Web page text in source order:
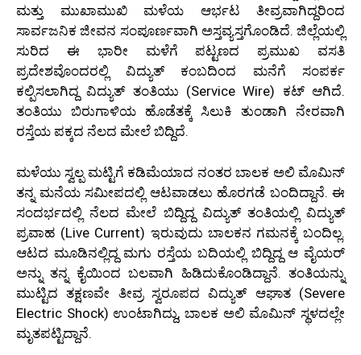
ಮತ್ತು ಮುಖಾಮುಖಿ ಮಳೆಯ ಆರ್ಭಟ ತೀವ್ರವಾಗಿದ್ದರಿಂದ
ಸಾರ್ವಜನಿಕ ಜೀವನ ಸಂಪೂರ್ಣವಾಗಿ ಅಸ್ತವ್ಯಸ್ತಗೊಂಡಿದೆ. ಜಿಲ್ಲೆಯಲ್ಲಿ
ಸುರಿದ ಈ ಭಾರೀ ಮಳೆಗೆ ಪಟ್ಟಣದ ಪ್ರಮುಖ ವಸತಿ
ಪ್ರದೇಶವೊಂದರಲ್ಲಿ ವಿದ್ಯುತ್ ಕಂಬದಿಂದ ಮನೆಗೆ ಸಂಪರ್ಕ
ಕಲ್ಪಿಸಲಾಗಿದ್ದ ವಿದ್ಯುತ್ ತಂತಿಯು (Service Wire) ಕಟ್ ಆಗಿದೆ.
ತಂತಿಯು ಬಿರುಗಾಳಿಯ ಹೊಡೆತಕ್ಕೆ ಸಿಲುಕಿ ತುಂಡಾಗಿ ನೇರವಾಗಿ
ರಸ್ತೆಯ ಪಕ್ಕದ ನೆಲದ ಮೇಲೆ ಬಿದ್ದಿದೆ.
ಮಳೆಯು ಸ್ವಲ್ಪ ಮಟ್ಟಿಗೆ ಕಡಿಮೆಯಾದ ನಂತರ ಬಾಲಕ ಅಲಿ ಮೊಮಿನ್
ತನ್ನ ಮನೆಯ ಸಮೀಪದಲ್ಲಿ ಆಟವಾಡಲು ಹೊರಗಡೆ ಬಂದಿದ್ದಾನೆ. ಈ
ಸಂದರ್ಭದಲ್ಲಿ ನೆಲದ ಮೇಲೆ ಬಿದ್ದಿದ್ದ ವಿದ್ಯುತ್ ತಂತಿಯಲ್ಲಿ ವಿದ್ಯುತ್
ಪ್ರವಾಹ (Live Current) ಇರುವುದು ಬಾಲಕನ ಗಮನಕ್ಕೆ ಬಂದಿಲ್ಲ.
ಆಟದ ಮೂಡಿನಲ್ಲಿದ್ದ ಮಗು ರಸ್ತೆಯ ಬದಿಯಲ್ಲಿ ಬಿದ್ದಿದ್ದ ಆ ವೈಯರ್
ಅನ್ನು ತನ್ನ ಕೈಯಿಂದ ಬಲವಾಗಿ ಹಿಡಿದುಕೊಂಡಿದ್ದಾನೆ. ತಂತಿಯನ್ನು
ಮುಟ್ಟಿದ ತಕ್ಷಣವೇ ತೀವ್ರ ಸ್ವರೂಪದ ವಿದ್ಯುತ್ ಆಘಾತ (Severe
Electric Shock) ಉಂಟಾಗಿದ್ದು, ಬಾಲಕ ಅಲಿ ಮೊಮಿನ್ ಸ್ಥಳದಲ್ಲೇ
ಮೃತಪಟ್ಟಿದ್ದಾನೆ.